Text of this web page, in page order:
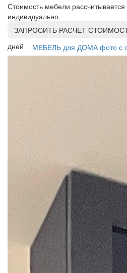
Стоимость мебели рассчитывается
индивидуально
ЗАПРОСИТЬ РАСЧЕТ
дней
МЕБЕЛЬ для ДОМА фото с